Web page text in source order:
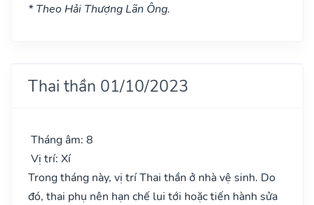
* Theo Hải Thượng Lãn Ông.
Thai thần 01/10/2023
Tháng âm: 8
Vị trí: Xí
Trong tháng này, vị trí Thai thần ở nhà vệ sinh. Do
đó, thai phụ nên hạn chế lui tới hoặc tiến hành sửa